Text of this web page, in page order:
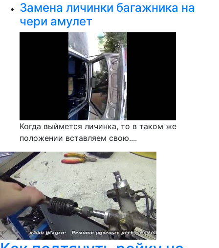
Замена личинки багажника на
чери амулет
Когда выймется личинка, то в таком же
положении вставляем свою....